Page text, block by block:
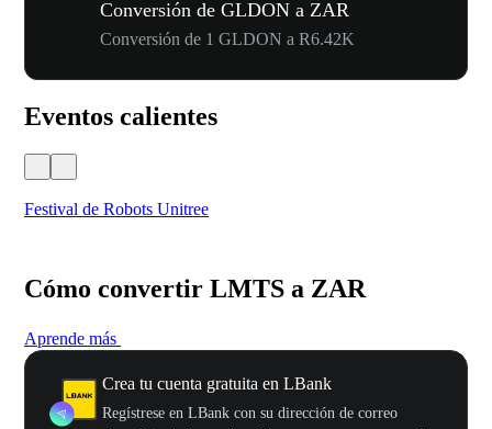
Conversión de GLDON a ZAR
Conversión de 1 GLDON a R6.42K
Eventos calientes
Festival de Robots Unitree
Cómo convertir LMTS a ZAR
Aprende más
Crea tu cuenta gratuita en LBank
Regístrese en LBank con su dirección de correo